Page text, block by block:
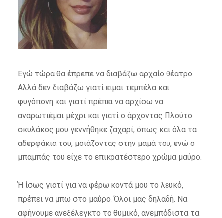
Εγώ τώρα θα έπρεπε να διαβάζω αρχαίο θέατρο.
Αλλά δεν διαβάζω γιατί είμαι τεμπέλα και
φυγόπονη και γιατί πρέπει να αρχίσω να
αναρωτιέμαι μέχρι και γιατί ο άρχοντας Πλούτο
σκυλάκος μου γεννήθηκε ζαχαρί, όπως και όλα τα
αδερφάκια του, μοιάζοντας στην μαμά του, ενώ ο
μπαμπάς του είχε το επικρατέστερο χρώμα μαύρο.
Ή ίσως γιατί για να φέρω κοντά μου το λευκό,
πρέπει να μπω στο μαύρο. Όλοι μας δηλαδή. Να
αφήνουμε ανεξέλεγκτο το θυμικό, ανεμπόδιστα τα